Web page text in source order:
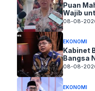
Puan
Wajib
08-08-
EKONOMI
Kabinet
Bangsa
08-08-
EKONOMI